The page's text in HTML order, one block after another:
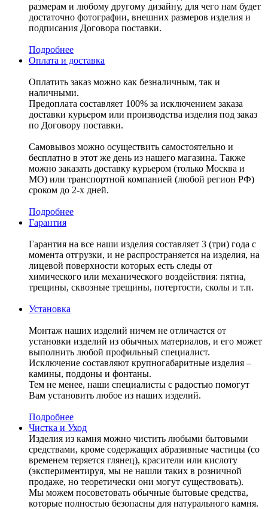
размерам и любому другому дизайну, для чего нам будет
достаточно фотографии, внешних размеров изделия и
подписания Договора поставки.
Подробнее
Оплата и доставка
Оплатить заказ можно как безналичным, так и
наличными.
Предоплата составляет 100% за исключением заказа
доставки курьером или производства изделия под заказ
по Договору поставки.
Самовывоз можно осуществить самостоятельно и
бесплатно в этот же день из нашего магазина. Также
можно заказать доставку курьером (только Москва и
МО) или транспортной компанией (любой регион РФ)
сроком до 2-х дней.
Подробнее
Гарантия
Гарантия на все наши изделия составляет 3 (три) года с
момента отгрузки, и не распространяется на изделия, на
лицевой поверхности которых есть следы от
химического или механического воздействия: пятна,
трещины, сквозные трещины, потертости, сколы и т.п.
Установка
Монтаж наших изделий ничем не отличается от
установки изделий из обычных материалов, и его может
выполнить любой профильный специалист.
Исключение составляют крупногабаритные изделия –
камины, поддоны и фонтаны.
Тем не менее, наши специалисты с радостью помогут
Вам установить любое из наших изделий.
Подробнее
Чистка и Уход
Изделия из камня можно чистить любыми бытовыми
средствами, кроме содержащих абразивные частицы (со
временем теряется глянец), красители или кислоту
(экспериментируя, мы не нашли таких в розничной
продаже, но теоретически они могут существовать).
Мы можем посоветовать обычные бытовые средства,
которые полностью безопасны для натурального камня.